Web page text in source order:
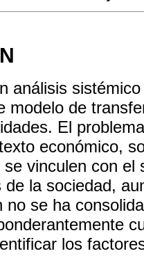
análisis
modelo de
El
económico,
se vinculen con
de la sociedad,
no se ha
los